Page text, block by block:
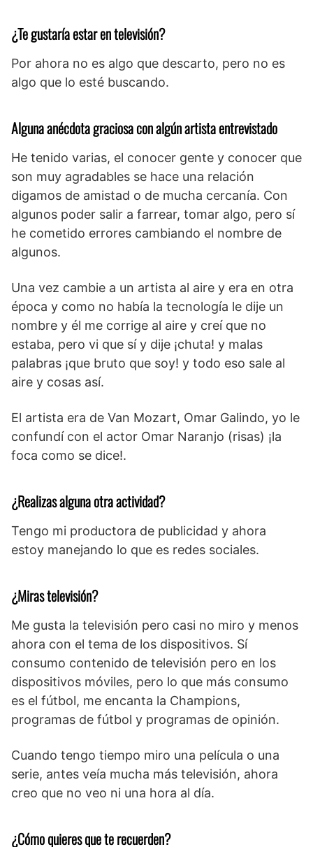
¿Te gustaría estar en televisión?
Por ahora no es algo que descarto, pero no es
algo que lo esté buscando.
Alguna anécdota graciosa con algún artista entrevistado
He tenido varias, el conocer gente y conocer que
son muy agradables se hace una relación
digamos de amistad o de mucha cercanía. Con
algunos poder salir a farrear, tomar algo, pero sí
he cometido errores cambiando el nombre de
algunos.
Una vez cambie a un artista al aire y era en otra
época y como no había la tecnología le dije un
nombre y él me corrige al aire y creí que no
estaba, pero vi que sí y dije ¡chuta! y malas
palabras ¡que bruto que soy! y todo eso sale al
aire y cosas así.
El artista era de Van Mozart, Omar Galindo, yo le
confundí con el actor Omar Naranjo (risas) ¡la
foca como se dice!.
¿Realizas alguna otra actividad?
Tengo mi productora de publicidad y ahora
estoy manejando lo que es redes sociales.
¿Miras televisión?
Me gusta la televisión pero casi no miro y menos
ahora con el tema de los dispositivos. Sí
consumo contenido de televisión pero en los
dispositivos móviles, pero lo que más consumo
es el fútbol, me encanta la Champions,
programas de fútbol y programas de opinión.
Cuando tengo tiempo miro una película o una
serie, antes veía mucha más televisión, ahora
creo que no veo ni una hora al día.
¿Cómo quieres que te recuerden?